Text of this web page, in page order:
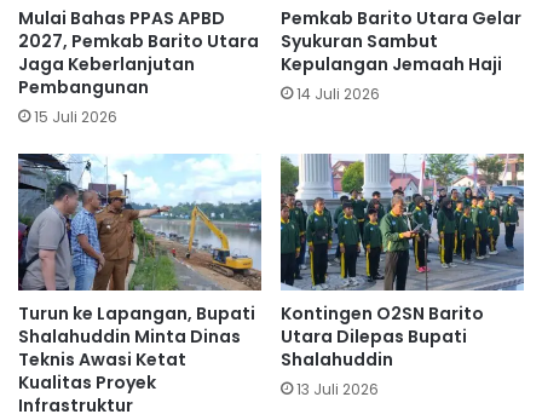
Mulai Bahas PPAS APBD
2027, Pemkab Barito Utara
Jaga Keberlanjutan
Pembangunan
15 Juli 2026
Pemkab Barito Utara Gelar
Syukuran Sambut
Kepulangan Jemaah Haji
14 Juli 2026
Turun ke Lapangan, Bupati
Shalahuddin Minta Dinas
Teknis Awasi Ketat
Kualitas Proyek
Infrastruktur
Kontingen O2SN Barito
Utara Dilepas Bupati
Shalahuddin
13 Juli 2026